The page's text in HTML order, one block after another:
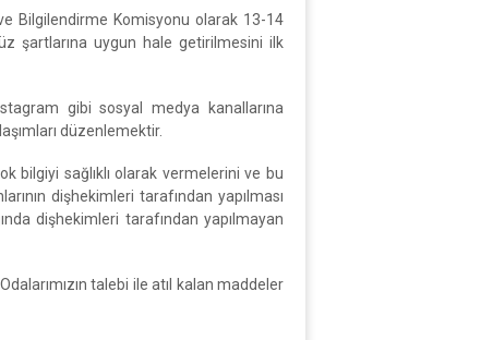
Bilgilendirme Komisyonu olarak 13-14
şartlarına uygun hale getirilmesini ilk
gibi sosyal medya kanallarına
düzenlemektir.
bilgiyi sağlıklı olarak vermelerini ve bu
dişhekimleri tarafından yapılması
dişhekimleri tarafından yapılmayan
talebi ile atıl kalan maddeler